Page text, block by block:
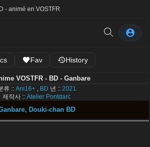
- animé en VOSTFR
Fav History
VOSTFR - BD - Ganbare
류 :: Ani16+, BD 년 :: 2021
제작사 ::Atelier Pontdarc
Douki-chan BD